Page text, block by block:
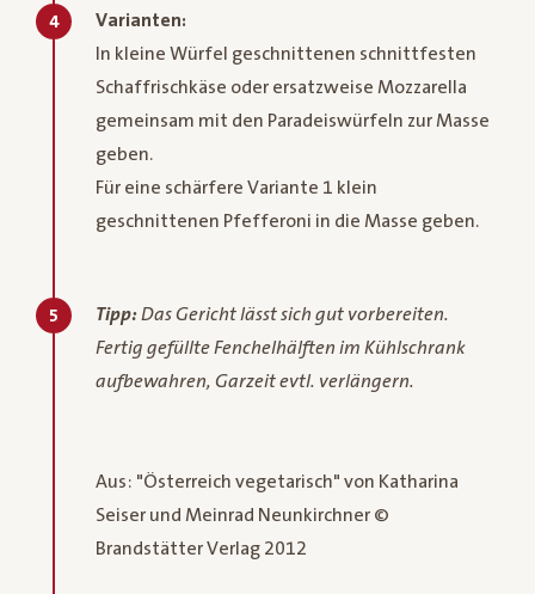
4
Varianten:
In kleine Würfel geschnittenen schnittfesten
Schaffrischkäse oder ersatzweise Mozzarella
gemeinsam mit den Paradeiswürfeln zur Masse
geben.
Für eine schärfere Variante 1 klein
geschnittenen Pfefferoni in die Masse geben.
5 Tipp:Das Gericht lässt sich gut vorbereiten.
Fertig gefüllte Fenchelhälften im Kühlschrank
aufbewahren, Garzeit evtl. verlängern.
Aus: "Österreich vegetarisch" von Katharina
Seiser und Meinrad Neunkirchner ©
Brandstätter Verlag 2012